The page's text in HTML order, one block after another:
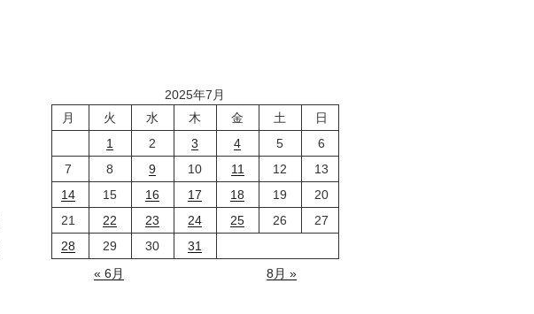
2025年7月
月
火 水 木 金 土
日
1
2 3 4 5
6
7
8 9 10 11 12
13
14
15 16 17 18 19
20
21
22 23 24 25 26
27
28
29 30
31
« 6月
8月 »